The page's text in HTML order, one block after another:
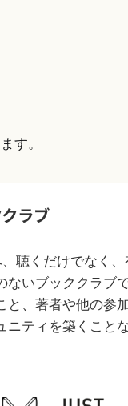
す。
ラブ
聴くだけでなく
ないブッククラブ
と、著者や他の参
ニティを築くこと